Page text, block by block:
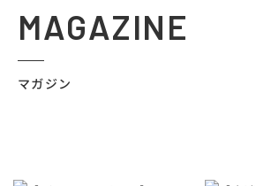
MAGAZINE
マガジン